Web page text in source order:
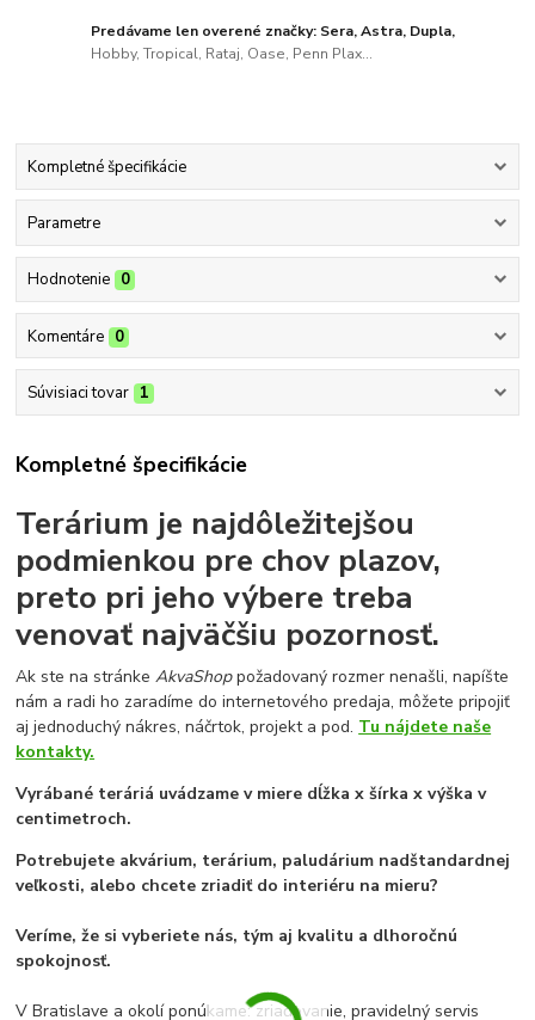
Predávame len overené značky: Sera, Astra, Dupla,
Hobby, Tropical, Rataj, Oase, Penn Plax...
Kompletné špecifikácie
Parametre
Hodnotenie 0
Komentáre 0
Súvisiaci tovar 1
Kompletné špecifikácie
Terárium je najdôležitejšou
podmienkou pre chov plazov,
preto pri jeho výbere treba
venovať najväčšiu pozornosť.
Ak ste na stránkeAkvaShoppožadovaný rozmer nenašli, napíšte
nám a radi ho zaradíme do internetového predaja, môžete pripojiť
aj jednoduchý nákres, náčrtok, projekt a pod. Tu nájdete naše
kontakty.
Vyrábané teráriá uvádzame v miere dĺžka x šírka x výška v
centimetroch.
Potrebujete akvárium, terárium, paludárium nadštandardnej
veľkosti, alebo chcete zriadiť do interiéru na mieru?
Veríme, že si vyberiete nás, tým aj kvalitu a dlhoročnú
spokojnosť.
V Bratislave a okolí ponúkame: zriaďovanie, pravidelný servis